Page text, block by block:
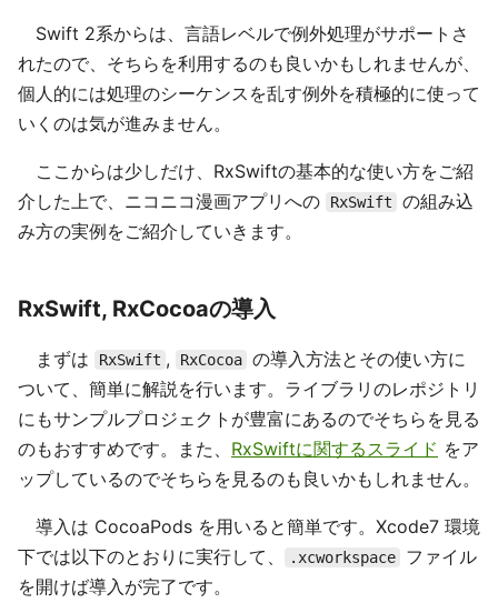
Swift 2系からは、言語レベルで例外処理がサポートさ
れたので、そちらを利用するのも良いかもしれませんが、
個人的には処理のシーケンスを乱す例外を積極的に使って
いくのは気が進みません。
ここからは少しだけ、RxSwiftの基本的な使い方をご紹
介した上で、ニコニコ漫画アプリへの
RxSwift
の組み込
み方の実例をご紹介していきます。
RxSwift, RxCocoaの導入
まずは RxSwift , RxCocoa の導入方法とその使い方に
ついて、簡単に解説を行います。ライブラリのレポジトリ
にもサンプルプロジェクトが豊富にあるのでそちらを見る
のもおすすめです。また、 RxSwiftに関するスライド をア
ップしているのでそちらを見るのも良いかもしれません。
導入は CocoaPods を用いると簡単です。Xcode7 環境
下では以下のとおりに実行して、
.xcworkspace
ファイル
を開けば導入が完了です。